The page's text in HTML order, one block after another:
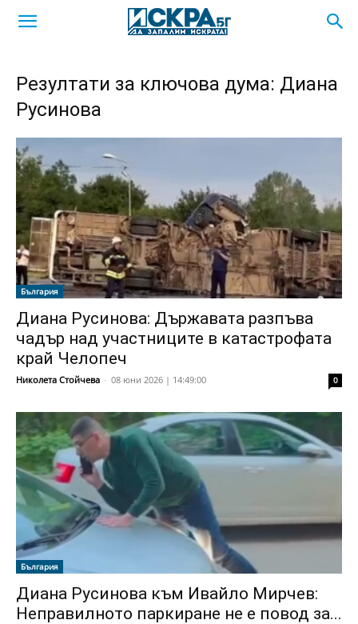
Резултати за ключова дума: Диана
Русинова
България
Диана Русинова: Държавата разпъва
чадър над участниците в катастрофата
край Челопеч
Николета Стойчева - 08 юни 2026 | 14:49:00 0
България
Диана Русинова към Ивайло Мирчев:
Неправилното паркиране не е повод за...